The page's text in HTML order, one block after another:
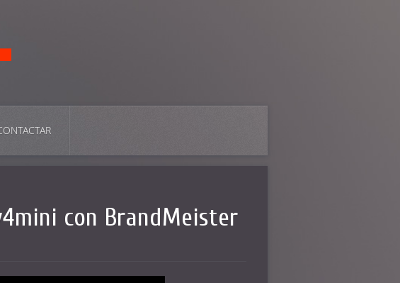
con BrandMeister